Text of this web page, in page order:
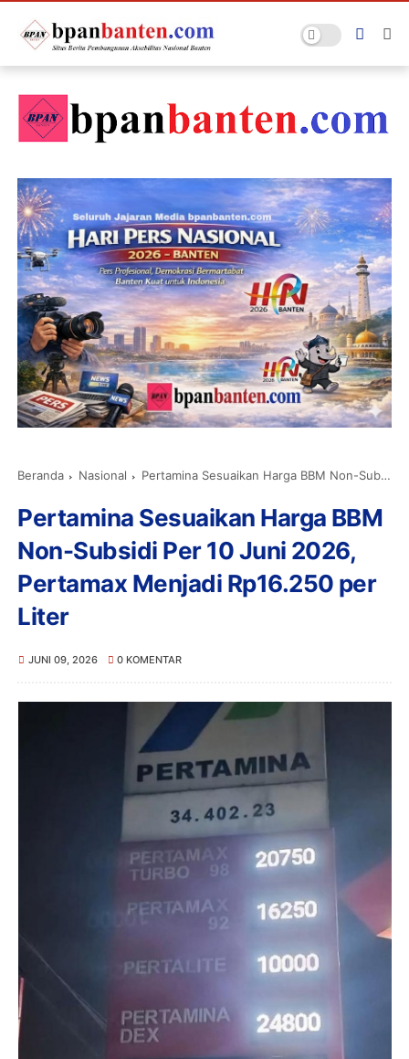
Beranda Nasional Pertamina Sesuaikan Harga BBM Non-Subsidi Per 10 Juni 2026, Pertamax Menjadi Rp16.250 per Liter
Pertamina Sesuaikan Harga BBM
Non-Subsidi Per 10 Juni 2026,
Pertamax Menjadi Rp16.250 per
Liter
JUNI 09, 2026 0 KOMENTAR